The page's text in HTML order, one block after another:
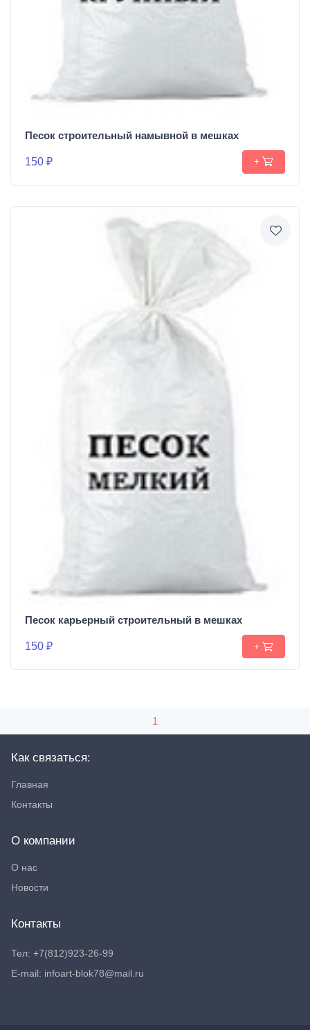
Песок строительный намывной в мешках
150 ₽ +
Песок карьерный строительный в мешках
150 ₽ +
1
Как связаться:
Главная
Контакты
О компании
О нас
Новости
Контакты
Тел: +7(812)923-26-99
E-mail: infoart-blok78@mail.ru